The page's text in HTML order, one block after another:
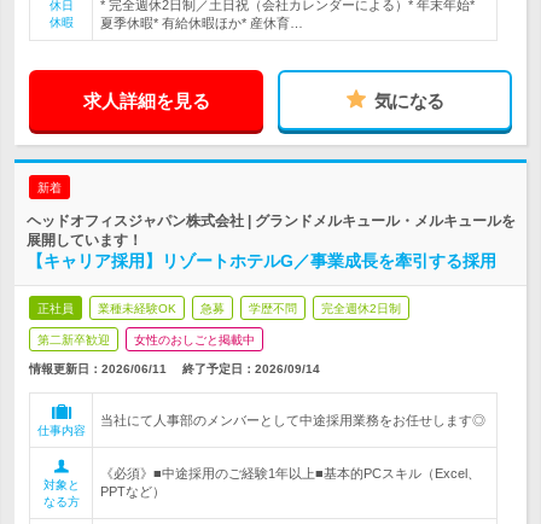
休日
休暇
* 完全週休2日制／土日祝（会社カレンダーによる）* 年末年始*
夏季休暇* 有給休暇ほか* 産休育…
求人詳細を見る 気になる
新着
ヘッドオフィスジャパン株式会社 | グランドメルキュール・メルキュールを
展開しています！
【キャリア採用】リゾートホテルG／事業成長を牽引する採用
正社員 業種未経験OK 急募 学歴不問 完全週休2日制
第二新卒歓迎 女性のおしごと掲載中
情報更新日：2026/06/11 終了予定日： 2026/09/14
仕事内容
当社にて人事部のメンバーとして中途採用業務をお任せします◎
対象と
なる方
《必須》■中途採用のご経験1年以上■基本的PCスキル（Excel、
PPTなど）